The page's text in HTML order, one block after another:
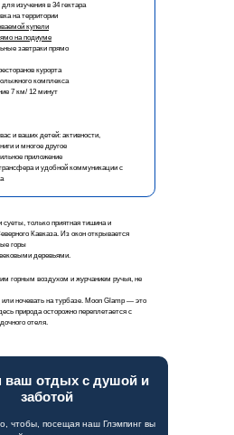
суеты, только приятная тишина и
Кавказа. Из окон открывается
горы
деревьями.
горным воздухом и журчанием ручья, не
ночевать на турбазе. Moon Glamp — это
природа осторожно переплетается с
отеля.
изучения в 34 гектара
на территории
купели
на подиуме
завтраки прямо
курорта
комплекса
7 км/ 12 минут
и ваших детей: активности,
и многое другое
приложение
и удобной коммуникации с
ваш отдых с душой и
заботой
чтобы, посещая наш Глэмпинг вы